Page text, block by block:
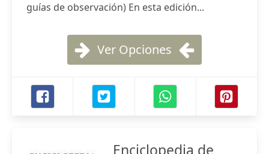
guías de observación) En esta edición...
Ver Opciones
Enciclopedia de